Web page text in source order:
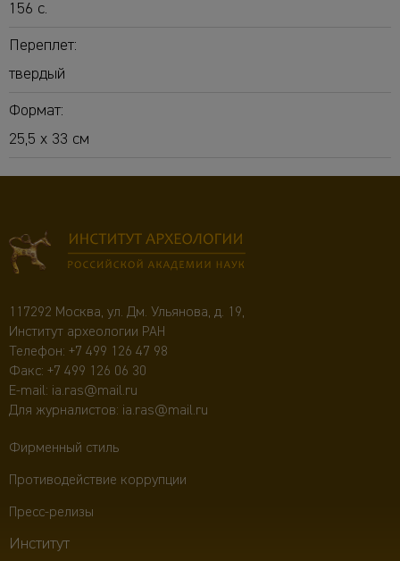
156 с.
Переплет:
твердый
Формат:
25,5 х 33 см
117292 Москва, ул. Дм. Ульянова, д. 19,
Институт археологии РАН
Телефон: +7 499 126 47 98
Факс: +7 499 126 06 30
E-mail: ia.ras@mail.ru
Для журналистов: ia.ras@mail.ru
Фирменный стиль
Противодействие коррупции
Пресс-релизы
Институт